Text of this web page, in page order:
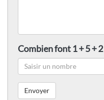
Combien font 1 + 5 + 2